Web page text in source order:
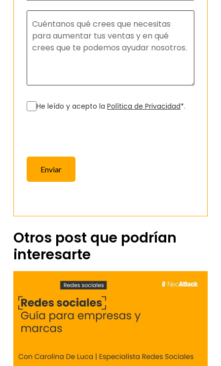
He leído y acepto la Política de Privacidad*.
Enviar
Otros post que podrían
interesarte